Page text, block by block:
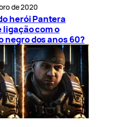
de 2020
herói Pantera
ligação com o
negro dos anos 60?